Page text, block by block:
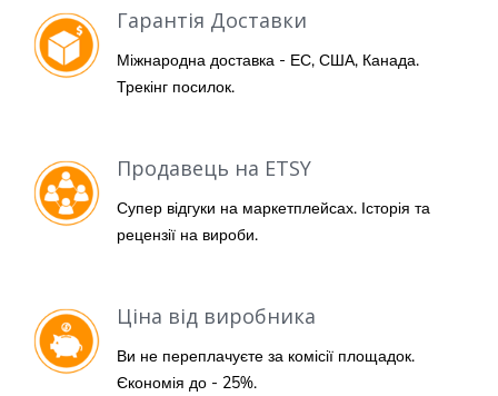
Гарантія Доставки
Міжнародна доставка - ЕС, США, Канада.
Трекінг посилок.
Продавець на ETSY
Супер відгуки на маркетплейсах. Історія та
рецензії на вироби.
Ціна від виробника
Ви не переплачуєте за комісії площадок.
Єкономія до - 25%.